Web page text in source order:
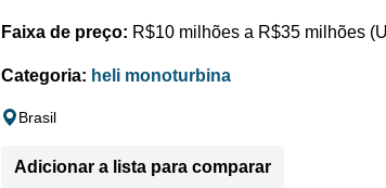
Faixa de preço: R$10 milhões a R$35 milhões
Categoria: heli monoturbina
Brasil
Adicionar a lista para comparar